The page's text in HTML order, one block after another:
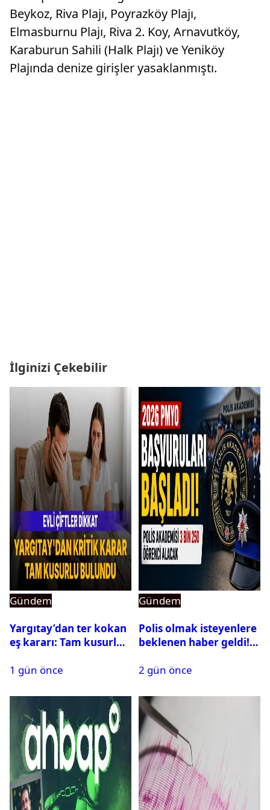
Beykoz, Riva Plajı, Poyrazköy Plajı,
Elmasburnu Plajı, Riva 2. Koy, Arnavutköy,
Karaburun Sahili (Halk Plajı) ve Yeniköy
Plajında denize girişler yasaklanmıştı.
İlginizi Çekebilir
Gündem
Yargıtay’dan ter kokan
eş kararı: Tam kusurlu
1 gün önce
Gündem
Polis olmak isteyenlere
beklenen haber geldi!
2 gün önce